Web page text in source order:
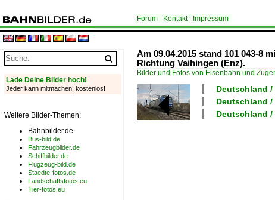
Forum Kontakt Impressum
Am 09.04.2015 stand 101 043-8
Richtung Vaihingen (Enz).
Bilder und Fotos von Eisenbahn und
Deutschland
Deutschland
Deutschland /
Lade Deine Bilder hoch!
Jeder kann mitmachen, kostenlos!
Weitere Bilder-Themen:
Bahnbilder.de
Bus-bild.de
Fahrzeugbilder.de
Schiffbilder.de
Flugzeug-bild.de
Staedte-fotos.de
Landschaftsfotos.eu
Tier-fotos.eu